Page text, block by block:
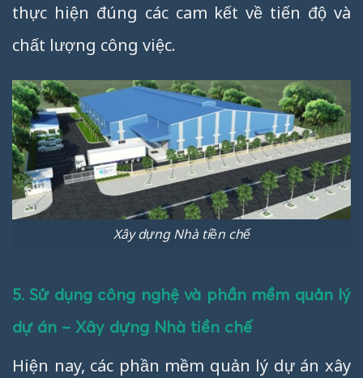
thực hiện đúng các cam kết về tiến độ và
chất lượng công việc.
Xây dựng Nhà tiền chế
5. Sử dụng công nghệ và phần mềm quản lý
dự án – Xây dựng Nhà tiền chế
Hiện nay, các phần mềm quản lý dự án xây